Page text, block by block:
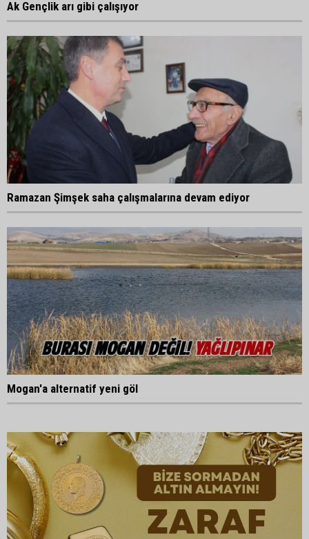
Ak Gençlik arı gibi çalışıyor
Ramazan Şimşek saha çalışmalarına devam ediyor
Mogan'a alternatif yeni göl